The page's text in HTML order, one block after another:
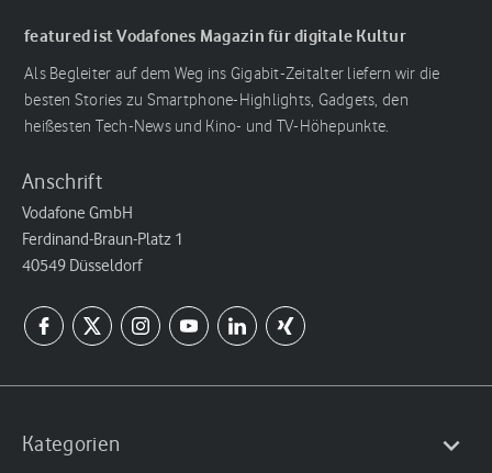
featured ist Vodafones Magazin für digitale Kultur
Als Begleiter auf dem Weg ins Gigabit-Zeitalter liefern wir die
besten Stories zu Smartphone-Highlights, Gadgets, den
heißesten Tech-News und Kino- und TV-Höhepunkte.
Anschrift
Vodafone GmbH
Ferdinand-Braun-Platz 1
40549 Düsseldorf
Kategorien